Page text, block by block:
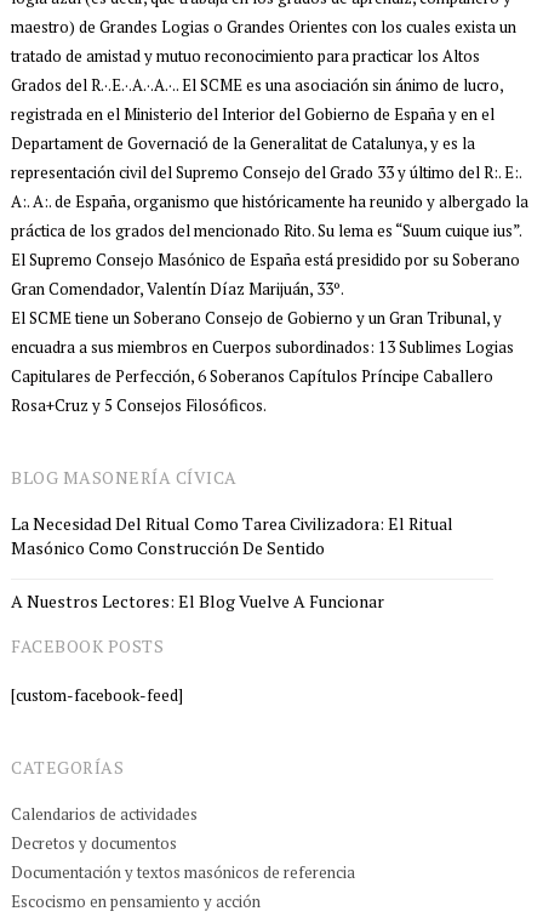
maestro) de Grandes Logias o Grandes Orientes con los cuales exista un
tratado de amistad y mutuo reconocimiento para practicar los Altos
Grados del R.·.E.·.A.·.A.·.. El SCME es una asociación sin ánimo de lucro,
registrada en el Ministerio del Interior del Gobierno de España y en el
Departament de Governació de la Generalitat de Catalunya, y es la
representación civil del Supremo Consejo del Grado 33 y último del R:. E:.
A:. A:. de España, organismo que históricamente ha reunido y albergado la
práctica de los grados del mencionado Rito. Su lema es “Suum cuique ius”.
El Supremo Consejo Masónico de España está presidido por su Soberano
Gran Comendador, Valentín Díaz Marijuán, 33º.
El SCME tiene un Soberano Consejo de Gobierno y un Gran Tribunal, y
encuadra a sus miembros en Cuerpos subordinados: 13 Sublimes Logias
Capitulares de Perfección, 6 Soberanos Capítulos Príncipe Caballero
Rosa+Cruz y 5 Consejos Filosóficos.
BLOG MASONERÍA CÍVICA
La Necesidad Del Ritual Como Tarea Civilizadora: El Ritual
Masónico Como Construcción De Sentido
A Nuestros Lectores: El Blog Vuelve A Funcionar
FACEBOOK POSTS
[custom-facebook-feed]
CATEGORÍAS
Calendarios de actividades
Decretos y documentos
Documentación y textos masónicos de referencia
Escocismo en pensamiento y acción